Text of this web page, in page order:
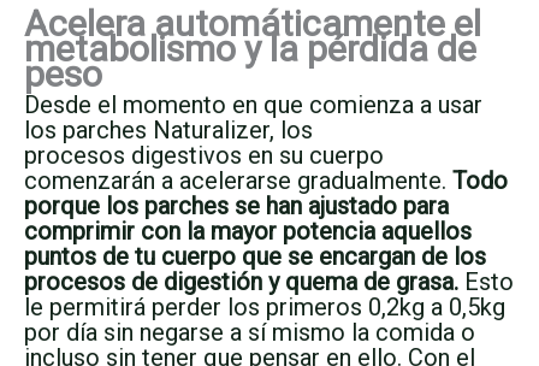
Acelera automáticamente el
metabolismo y la pérdida de
peso
Desde el momento en que comienza a usar
los parches Naturalizer, los
procesos digestivos en su cuerpo
comenzarán a acelerarse gradualmente. Todo
porque los parches se han ajustado para
comprimir con la mayor potencia aquellos
puntos de tu cuerpo que se encargan de los
procesos de digestión y quema de grasa. Esto
le permitirá perder los primeros 0,2kg a 0,5kg
por día sin negarse a sí mismo la comida o
incluso sin tener que pensar en ello. Con el